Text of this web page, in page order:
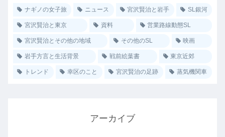
ナギノの女子旅 ニュース 宮沢賢治と岩手 SL銀河
宮沢賢治と東京 資料 営業路線動態SL
宮沢賢治とその他の地域 その他のSL 映画
岩手方言と生活背景 戦前絵葉書 東京近郊
トレンド 幸区のこと 宮沢賢治の足跡 蒸気機関車
アーカイブ